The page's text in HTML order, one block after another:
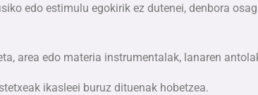
edo estimulu egokirik ez dutenei, denbora
area edo materia instrumentalak, lanaren
ikasleei buruz dituenak hobetzea.